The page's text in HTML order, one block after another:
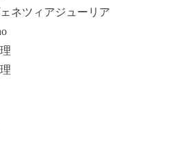
ネツィアジューリア